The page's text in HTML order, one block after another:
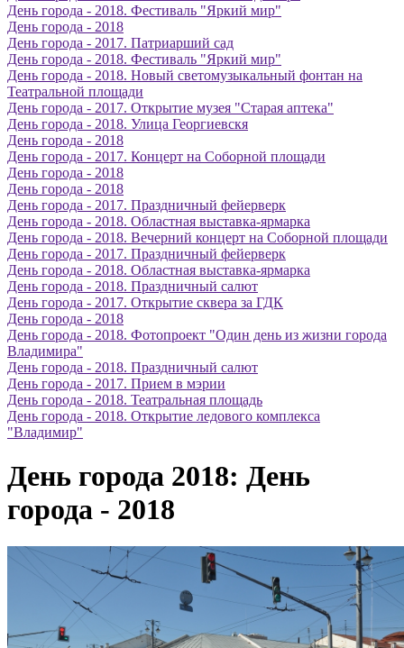
День города - 2018. Фестиваль "Яркий мир"
День города - 2018
День города - 2017. Патриарший сад
День города - 2018. Фестиваль "Яркий мир"
День города - 2018. Новый светомузыкальный фонтан на
Театральной площади
День города - 2017. Открытие музея "Старая аптека"
День города - 2018. Улица Георгиевскя
День города - 2018
День города - 2017. Концерт на Соборной площади
День города - 2018
День города - 2018
День города - 2017. Праздничный фейерверк
День города - 2018. Областная выставка-ярмарка
День города - 2018. Вечерний концерт на Соборной площади
День города - 2017. Праздничный фейерверк
День города - 2018. Областная выставка-ярмарка
День города - 2018. Праздничный салют
День города - 2017. Открытие сквера за ГДК
День города - 2018
День города - 2018. Фотопроект "Один день из жизни города
Владимира"
День города - 2018. Праздничный салют
День города - 2017. Прием в мэрии
День города - 2018. Театральная площадь
День города - 2018. Открытие ледового комплекса
"Владимир"
День города 2018: День
города - 2018